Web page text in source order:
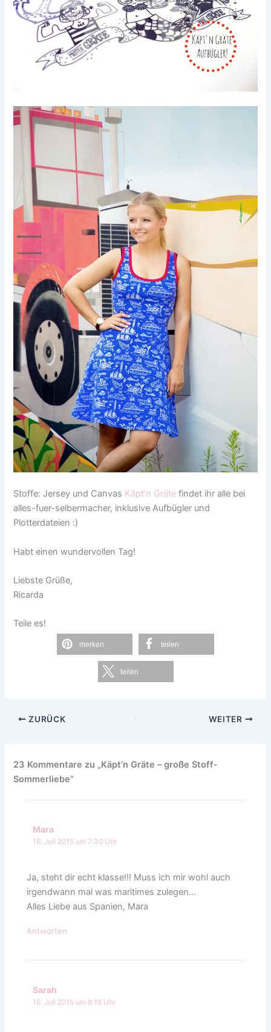
Stoffe: Jersey und Canvas Käpt’n Gräte findet ihr alle bei
alles-fuer-selbermacher, inklusive Aufbügler und
Plotterdateien :)
Habt einen wundervollen Tag!
Liebste Grüße,
Ricarda
Teile es!
merken teilen
teilen
ZURÜCK WEITER
23 Kommentare zu „Käpt’n Gräte – große Stoff-
Sommerliebe“
Mara
16. Juli 2015 um 7:30 Uhr
Ja, steht dir echt klasse!!! Muss ich mir wohl auch
irgendwann mal was maritimes zulegen…
Alles Liebe aus Spanien, Mara
Antworten
Sarah
16. Juli 2015 um 8:18 Uhr